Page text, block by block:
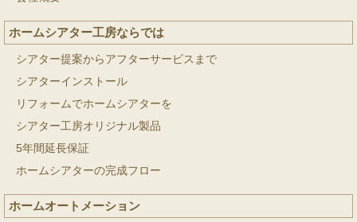
ホームシアター工房ならでは
シアター提案からアフターサービスまで
シアターインストール
リフォームでホームシアターを
シアター工房オリジナル製品
5年間延長保証
ホームシアターの完成フロー
ホームオートメーション